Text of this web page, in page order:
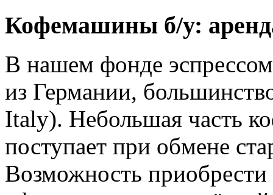
Кофемашины б/у:
В нашем фонде
из Германии,
Italy). Небольшая часть
поступает при обмене
Возможность